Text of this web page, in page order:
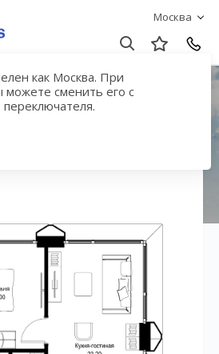
Москва
как Москва. При
сменить его с
жилого комплекса